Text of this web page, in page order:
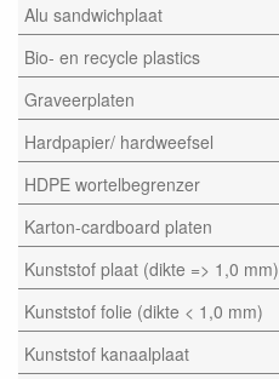
Alu sandwichplaat
Bio- en recycle plastics
Graveerplaten
Hardpapier/ hardweefsel
HDPE wortelbegrenzer
Karton-cardboard platen
Kunststof plaat (dikte => 1,0 mm)
Kunststof folie (dikte < 1,0 mm)
Kunststof kanaalplaat